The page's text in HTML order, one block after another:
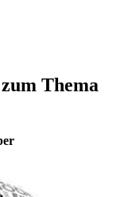
Thema